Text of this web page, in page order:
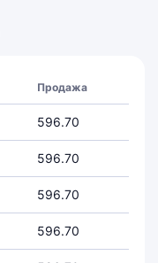
Продажа
596.70
596.70
596.70
596.70